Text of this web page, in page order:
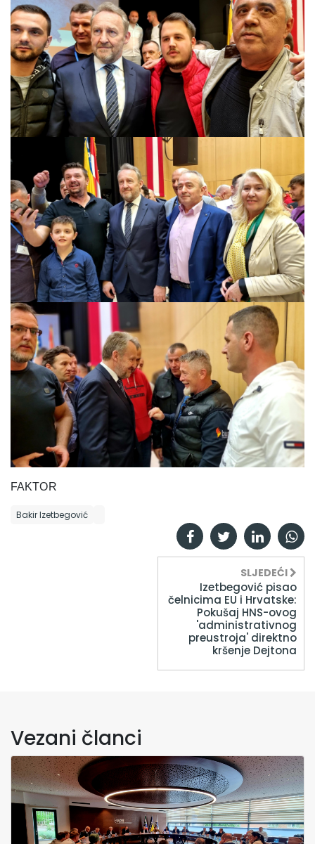
FAKTOR
Bakir Izetbegović
SLJEDEĆI
Izetbegović pisao
čelnicima EU i Hrvatske:
Pokušaj HNS-ovog
'administrativnog
preustroja' direktno
kršenje Dejtona
Vezani članci